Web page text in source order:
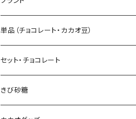
Sibu CHOCOLATE シブ チョコレート
Senor Cacao セニョールカカオ
Tayutic タユティック
単品（チョコレート・カカオ豆）
板チョコレート
コーティング チョコ
セット・チョコレート
きび砂糖